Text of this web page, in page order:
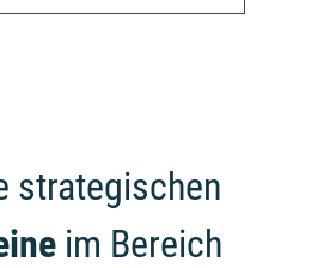
strategischen
im Bereich